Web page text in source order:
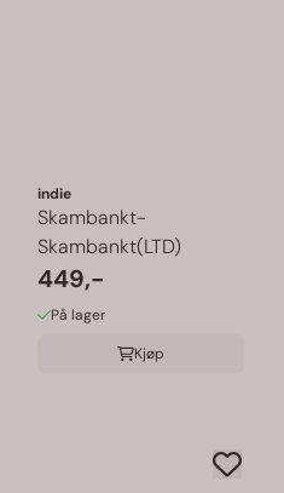
indie
Skambankt-
Skambankt(LTD)
449,-
På lager
Kjøp